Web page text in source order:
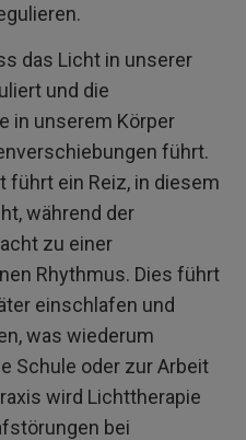
das Licht in unserer
und die
in unserem Körper
führt.
führt ein Reiz, in diesem
während der
zu einer
Rhythmus. Dies führt
einschlafen und
was wiederum
Schule oder zur Arbeit
wird Lichttherapie
bei